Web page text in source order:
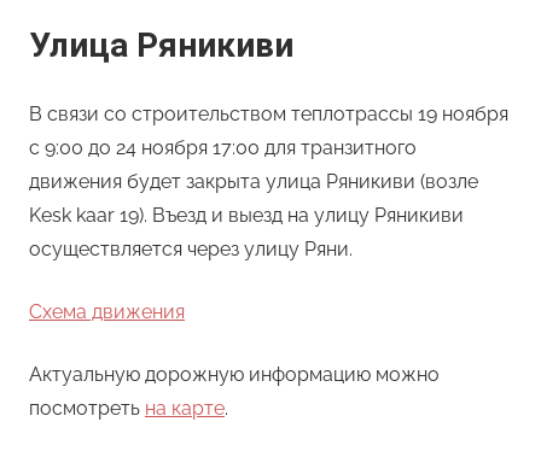
Улица Ряникиви
В связи со строительством теплотрассы 19 ноября
с 9:00 до 24 ноября 17:00 для транзитного
движения будет закрыта улица Ряникиви (возле
Kesk kaar 19). Въезд и выезд на улицу Ряникиви
осуществляется через улицу Ряни.
Схема движения
Актуальную дорожную информацию можно
посмотреть на карте.